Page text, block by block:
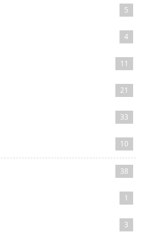
5
4
11
21
33
10
38
1
3